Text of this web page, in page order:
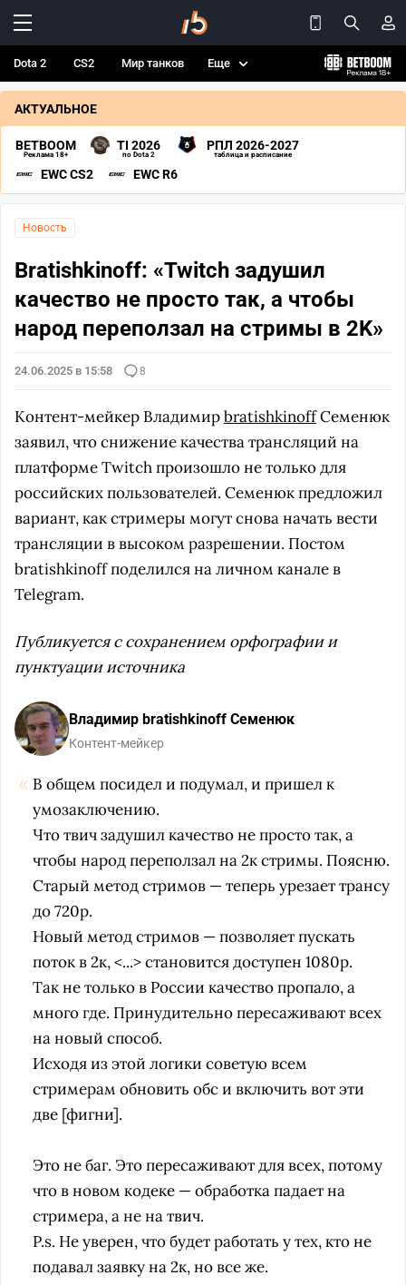
Dota 2 CS2 Мир танков Еще
АКТУАЛЬНОЕ
BETBOOM
Реклама 18+
TI 2026
по Dota 2
РПЛ 2026-2027
таблица и расписание
EWC CS2 EWC R6
Новость
Bratishkinoff: «Twitch задушил
качество не просто так, а чтобы
народ переползал на стримы в 2K»
24.06.2025 в 15:58 8
Контент-мейкер ВладимирbratishkinoffСеменюк
заявил, что cнижение качества трансляций на
платформе Twitch произошло не только для
российских пользователей. Семенюк предложил
вариант, как стримеры могут снова начать вести
трансляции в высоком разрешении. Постом
bratishkinoff поделился на личном канале в
Telegram.
Публикуется с сохранением орфографии и
пунктуации источника
Владимир bratishkinoff Семенюк
Контент-мейкер
В общем посидел и подумал, и пришел к
умозаключению.
Что твич задушил качество не просто так, а
чтобы народ переползал на 2к стримы. Поясню.
Старый метод стримов — теперь урезает трансу
до 720p.
Новый метод стримов — позволяет пускать
поток в 2к, <...> становится доступен 1080p.
Так не только в России качество пропало, а
много где. Принудительно пересаживают всех
на новый способ.
Исходя из этой логики советую всем
стримерам обновить обс и включить вот эти
две [фигни].
Это не баг. Это пересаживают для всех, потому
что в новом кодеке — обработка падает на
стримера, а не на твич.
P.s. Не уверен, что будет работать у тех, кто не
подавал заявку на 2к, но все же.